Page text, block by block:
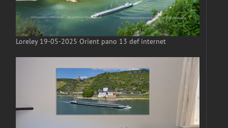
Loreley 19-05-2025 Orient pano 13 def internet